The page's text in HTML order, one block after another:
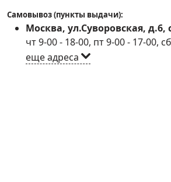
Самовывоз (пункты выдачи):
Москва, ул.Суворовская, д.6,
чт 9-00 - 18-00, пт 9-00 - 17-00,
еще адреса